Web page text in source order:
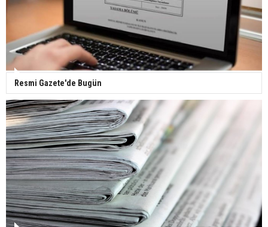
Gazze'deki Sağlık Bakanlığı duyurdu: Vahşetin
pençesinde 2 salgın vaka tespit edildi
Resmi Gazete'de Bugün